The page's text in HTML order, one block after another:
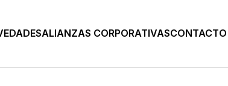
ALIANZAS CORPORATIVASCONTACTO